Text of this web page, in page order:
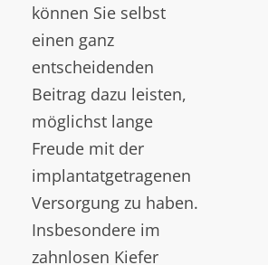
können Sie selbst
einen ganz
entscheidenden
Beitrag dazu leisten,
möglichst lange
Freude mit der
implantatgetragenen
Versorgung zu haben.
Insbesondere im
zahnlosen Kiefer